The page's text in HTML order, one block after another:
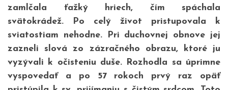
zamlčala ťažký hriech, čím spáchala
svätokrádež. Po celý život pristupovala k
sviatostiam nehodne. Pri duchovnej obnove jej
zazneli slová zo zázračného obrazu, ktoré ju
vyzývali k očisteniu duše. Rozhodla sa úprimne
vyspovedať a po 57 rokoch prvý raz opäť